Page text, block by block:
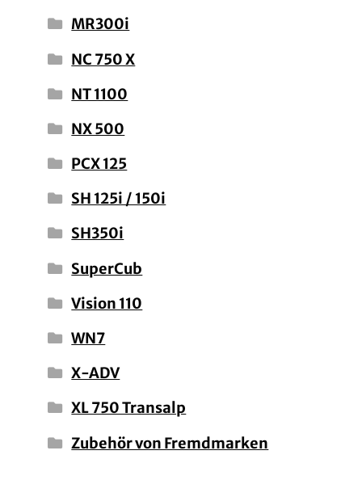
MR300i
NC 750 X
NT 1100
NX 500
PCX 125
SH 125i / 150i
SH350i
SuperCub
Vision 110
WN7
X-ADV
XL 750 Transalp
Zubehör von Fremdmarken